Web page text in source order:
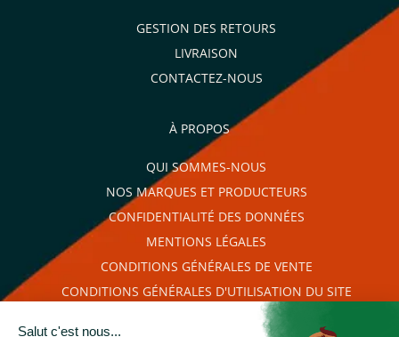
GESTION DES RETOURS
LIVRAISON
CONTACTEZ-NOUS
À PROPOS
QUI SOMMES-NOUS
NOS MARQUES ET PRODUCTEURS
CONFIDENTIALITÉ DES DONNÉES
MENTIONS LÉGALES
CONDITIONS GÉNÉRALES DE VENTE
CONDITIONS GÉNÉRALES D'UTILISATION DU SITE